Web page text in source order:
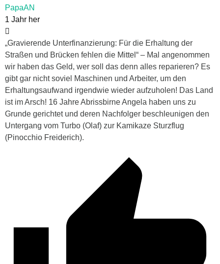
PapaAN
1 Jahr her
„Gravierende Unterfinanzierung: Für die Erhaltung der
Straßen und Brücken fehlen die Mittel“ – Mal angenommen
wir haben das Geld, wer soll das denn alles reparieren? Es
gibt gar nicht soviel Maschinen und Arbeiter, um den
Erhaltungsaufwand irgendwie wieder aufzuholen! Das Land
ist im Arsch! 16 Jahre Abrissbirne Angela haben uns zu
Grunde gerichtet und deren Nachfolger beschleunigen den
Untergang vom Turbo (Olaf) zur Kamikaze Sturzflug
(Pinocchio Freiderich).